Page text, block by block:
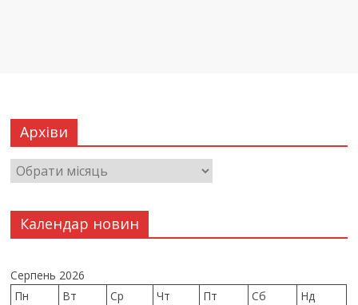
Архіви
Календар новин
Серпень 2026
Пн
Вт Ср Чт Пт Сб
Нд